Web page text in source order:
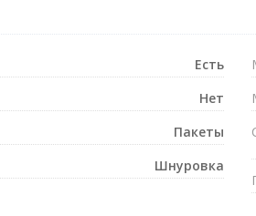
Есть
Нет
Пакеты
Шнуровка